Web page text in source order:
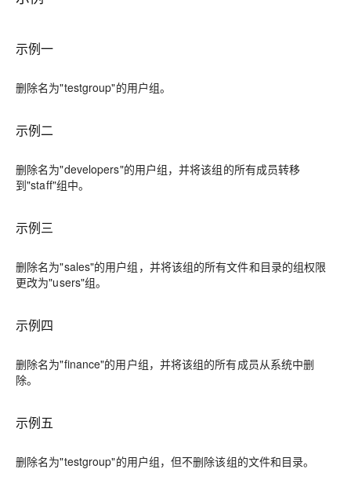
示例一
删除名为"testgroup"的用户组。
示例二
删除名为"developers"的用户组，并将该组的所有成员转移
到"staff"组中。
示例三
删除名为"sales"的用户组，并将该组的所有文件和目录的组权限
更改为"users"组。
示例四
删除名为"finance"的用户组，并将该组的所有成员从系统中删
除。
示例五
删除名为"testgroup"的用户组，但不删除该组的文件和目录。